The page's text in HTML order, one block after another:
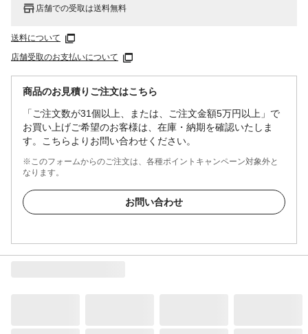
店舗での受取は送料無料
送料について
店舗受取のお支払いについて
商品のお見積りご注文はこちら
「ご注文数が31個以上、または、ご注文金額5万円以上」で
お買い上げご希望のお客様は、在庫・納期を確認いたしま
す。こちらよりお問い合わせください。
※このフォームからのご注文は、各種ポイントキャンペーン対象外と
なります。
お問い合わせ